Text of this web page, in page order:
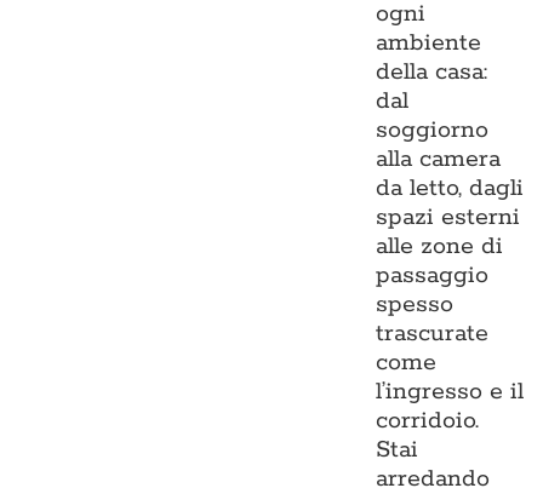
ogni
ambiente
della casa:
dal
soggiorno
alla camera
da letto, dagli
spazi esterni
alle zone di
passaggio
spesso
trascurate
come
l’ingresso e il
corridoio.
Stai
arredando